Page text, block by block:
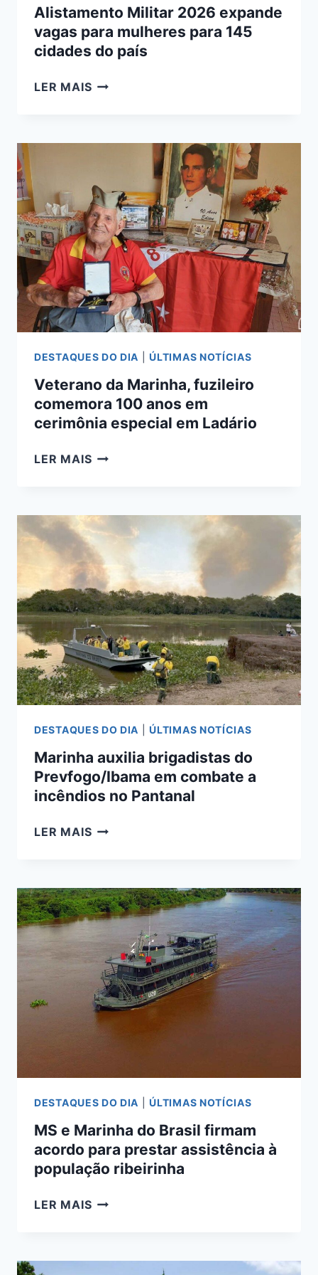
Alistamento Militar 2026 expande
vagas para mulheres para 145
cidades do país
LER MAISALISTAMENTO
MULHERES
PARA
145
CIDADES
DO
PAÍS
DESTAQUES DO DIA |ÚLTIMAS NOTÍCIAS
Veterano da Marinha, fuzileiro
comemora 100 anos em
cerimônia especial em Ladário
LER MAISVETERANO
COMEMORA
100
ANOS
EM
CERIMÔNIA
ESPECIAL
EM
LADÁRIO
DESTAQUES DO DIA |ÚLTIMAS NOTÍCIAS
Marinha auxilia brigadistas do
Prevfogo/Ibama em combate a
incêndios no Pantanal
LER MAISMARINHA
PREVFOGO/IBAMA
EM
COMBATE
A
INCÊNDIOS
NO
PANTANAL
DESTAQUES DO DIA |ÚLTIMAS NOTÍCIAS
MS e Marinha do Brasil firmam
acordo para prestar assistência à
população ribeirinha
LER MAISMS